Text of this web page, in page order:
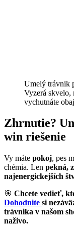
Umelý trávnik
Vyzerá skvelo,
vychutnáte
Zhrnutie?
win riešenie
Vy máte pokoj, pes
chémia. Len pekná,
najenergickejších
🎯 Chcete vedieť,
Dohodnite si
trávnika v našom
naživo.